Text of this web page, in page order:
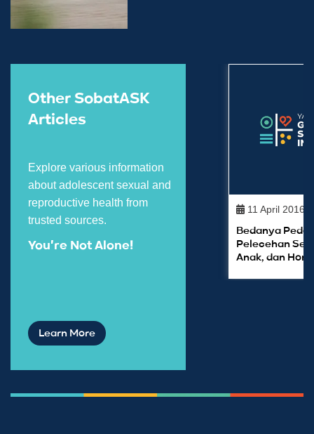
Other SobatASK
Articles
Explore various information
about adolescent sexual and
reproductive health from
trusted sources.
You're Not Alone!
Learn More
11 April 2016
Bedanya
Pelecehan
Anak, dan